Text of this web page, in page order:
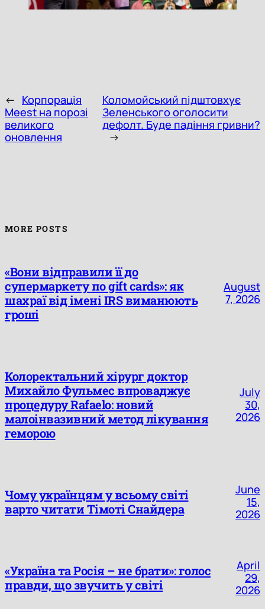
← Корпорація
Meest на порозі
великого
оновлення
Коломойський підштовхує
Зеленського оголосити
дефолт. Буде падіння гривни?
→
MORE POSTS
«Вони відправили її до
супермаркету по gift cards»: як
шахраї від імені IRS виманюють
гроші
August
7, 2026
Колоректальний хірург доктор
Михайло Фульмес впроваджує
процедуру Rafaelo: новий
малоінвазивний метод лікування
геморою
July
30,
2026
Чому українцям у всьому світі
варто читати Тімоті Снайдера
June
15,
2026
«Україна та Росія – не брати»: голос
правди, що звучить у світі
April
29,
2026